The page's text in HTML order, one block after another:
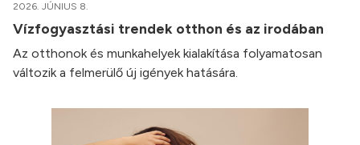
2026. JÚNIUS 8.
Vízfogyasztási trendek otthon és az irodában
Az otthonok és munkahelyek kialakítása folyamatosan
változik a felmerülő új igények hatására.